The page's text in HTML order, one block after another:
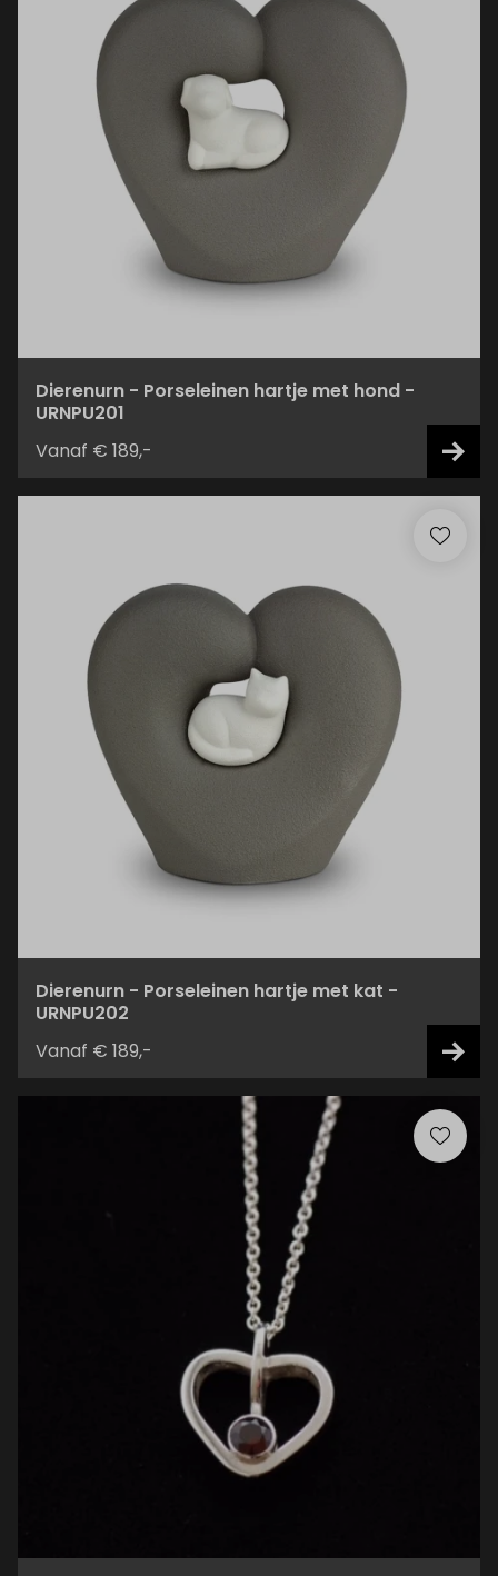
Dierenurn - Porseleinen hartje met hond -
URNPU201
Vanaf € 189,-
Dierenurn - Porseleinen hartje met kat -
URNPU202
Vanaf € 189,-